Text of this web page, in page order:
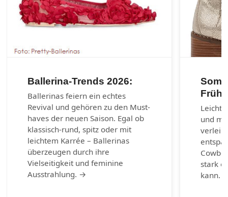
Ballerina-Trends 2026:
Ballerinas feiern ein echtes
Revival und gehören zu den Must-
haves der neuen Saison. Egal ob
klassisch-rund, spitz oder mit
leichtem Karrée – Ballerinas
überzeugen durch ihre
Vielseitigkeit und feminine
Ausstrahlung. →
und
stark
kann.